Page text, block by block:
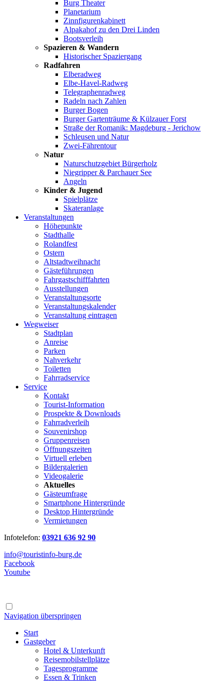
Burg Theater
Planetarium
Zinnfigurenkabinett
Alpakahof zu den Drei Linden
Bootsverleih
Spazieren & Wandern
Historischer Spaziergang
Radfahren
Elberadweg
Elbe-Havel-Radweg
Telegraphenradweg
Radeln nach Zahlen
Burger Bogen
Burger Gartenträume & Külzauer Forst
Straße der Romanik: Magdeburg - Jerichow
Schleusen und Natur
Zwei-Fährentour
Natur
Naturschutzgebiet Bürgerholz
Niegripper & Parchauer See
Angeln
Kinder & Jugend
Spielplätze
Skateranlage
Veranstaltungen
Höhepunkte
Stadthalle
Rolandfest
Ostern
Altstadtweihnacht
Gästeführungen
Fahrgastschifffahrten
Ausstellungen
Veranstaltungsorte
Veranstaltungskalender
Veranstaltung eintragen
Wegweiser
Stadtplan
Anreise
Parken
Nahverkehr
Toiletten
Fahrradservice
Service
Kontakt
Tourist-Information
Prospekte & Downloads
Fahrradverleih
Souvenirshop
Gruppenreisen
Öffnungszeiten
Virtuell erleben
Bildergalerien
Videogalerie
Aktuelles
Gästeumfrage
Smartphone Hintergründe
Desktop Hintergründe
Vermietungen
Infotelefon: 03921 636 92 90
info@touristinfo-burg.de
Facebook
Youtube
Navigation überspringen
Start
Gastgeber
Hotel & Unterkunft
Reisemobilstellplätze
Tagesprogramme
Essen & Trinken